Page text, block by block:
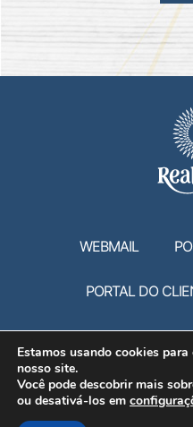
WEBMAIL
PORTAL DO
VAGAS PARA PCD
Estamos usando cookies
nosso site.
Você pode descobrir mais
ou desativá-los em